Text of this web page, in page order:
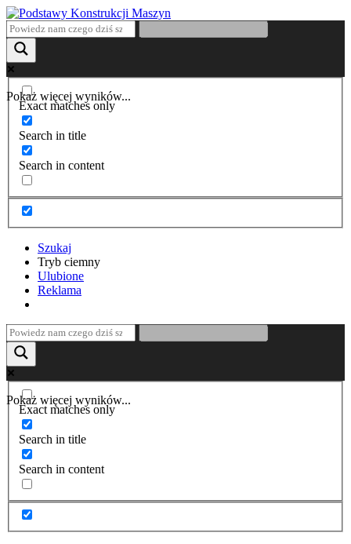
Pokaż więcej wyników...
Exact matches only
Search in title
Search in content
Szukaj
Tryb ciemny
Ulubione
Reklama
Pokaż więcej wyników...
Exact matches only
Search in title
Search in content